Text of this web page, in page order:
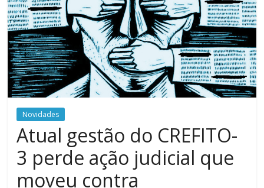
Novidades
Atual gestão do CREFITO-
3 perde ação judicial que
moveu contra